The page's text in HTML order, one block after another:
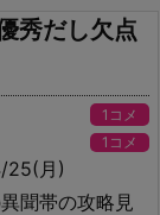
秀だし欠点
1コメ
1コメ
25(月)
聞帯の攻略見